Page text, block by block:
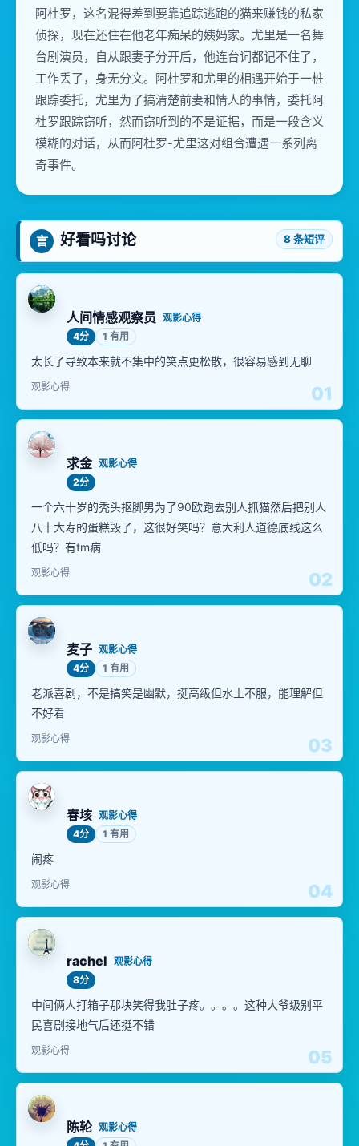
阿杜罗，这名混得差到要靠追踪逃跑的猫来赚钱的私家
侦探，现在还住在他老年痴呆的姨妈家。尤里是一名舞
台剧演员，自从跟妻子分开后，他连台词都记不住了，
工作丢了，身无分文。阿杜罗和尤里的相遇开始于一桩
跟踪委托，尤里为了搞清楚前妻和情人的事情，委托阿
杜罗跟踪窃听，然而窃听到的不是证据，而是一段含义
模糊的对话，从而阿杜罗-尤里这对组合遭遇一系列离
奇事件。
言 好看吗讨论 8 条短评
01
人间情感观察员 观影心得
4分
1 有用
太长了导致本来就不集中的笑点更松散，很容易感到无聊
观影心得
02
求金 观影心得
2分
一个六十岁的秃头抠脚男为了90欧跑去别人抓猫然后把别人
八十大寿的蛋糕毁了，这很好笑吗？意大利人道德底线这么
低吗？有tm病
观影心得
03
麦子 观影心得
4分
1 有用
老派喜剧，不是搞笑是幽默，挺高级但水土不服，能理解但
不好看
观影心得
04
春垓 观影心得
4分
1 有用
闹疼
观影心得
05
rachel 观影心得
8分
中间俩人打箱子那块笑得我肚子疼。。。。这种大爷级别平
民喜剧接地气后还挺不错
观影心得
陈轮 观影心得